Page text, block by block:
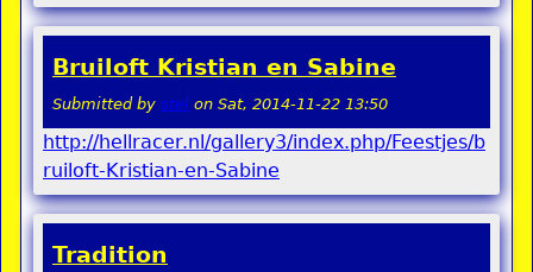
Bruiloft Kristian en Sabine
Submitted by stel on Sat, 2014-11-22 13:50
http://hellracer.nl/gallery3/index.php/Feestjes/b
ruiloft-Kristian-en-Sabine
Tradition